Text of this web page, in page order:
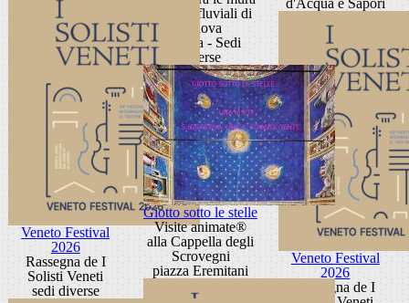
e i porti fluviali di
Padova
Padova - Sedi
diverse
d'Acqua e Sapori
Veneto Festival
2026
Rassegna de I
Solisti Veneti
sedi diverse
Veneto Festival
2026
Rassegna de I
Giotto sotto le stelle
Visite animate®
alla Cappella degli
Scrovegni
piazza Eremitani